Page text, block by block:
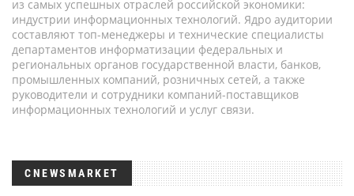
из самых успешных отраслей российской экономики:
индустрии информационных технологий. Ядро аудитории
составляют топ-менеджеры и технические специалисты
департаментов информатизации федеральных и
региональных органов государственной власти, банков,
промышленных компаний, розничных сетей, а также
руководители и сотрудники компаний-поставщиков
информационных технологий и услуг связи.
CNEWSMARKET